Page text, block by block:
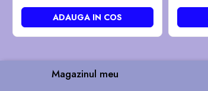
ADAUGA IN COS
Magazinul meu